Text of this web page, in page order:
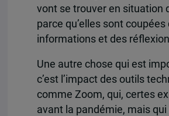
vont se trouver en situation
parce qu’elles sont coupées
informations et des
Une autre chose qui est
c’est l’impact des outils
comme Zoom, qui, certes
avant la pandémie, mais qui